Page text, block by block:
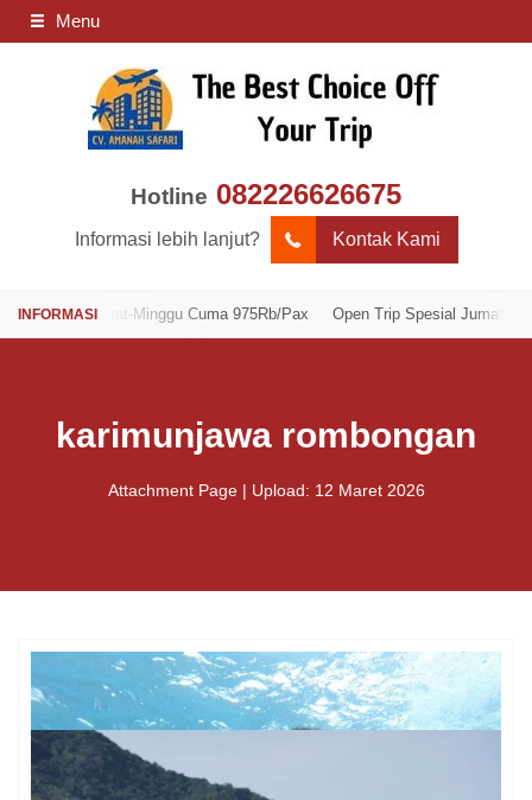
Menu
Hotline 082226626675
Informasi lebih lanjut? Kontak Kami
Jumat-Minggu Cuma 975Rb/Pax Open Trip Spesial Jumat-Minggu
karimunjawa rombongan
Attachment Page | Upload: 12 Maret 2026